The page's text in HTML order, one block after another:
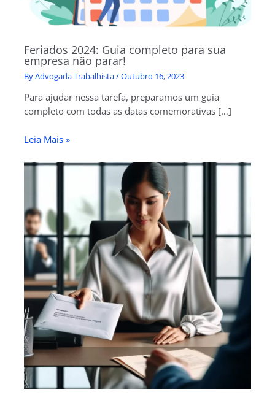
Feriados 2024: Guia completo para sua
empresa não parar!
ByAdvogada Trabalhista/Outubro 16, 2023
Para ajudar nessa tarefa, preparamos um guia
completo com todas as datas comemorativas […]
Leia Mais »